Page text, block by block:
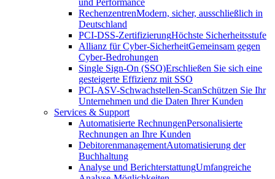
und Performance
RechenzentrenModern, sicher, ausschließlich in
Deutschland
PCI-DSS-ZertifizierungHöchste Sicherheitsstufe
Allianz für Cyber-SicherheitGemeinsam gegen
Cyber-Bedrohungen
Single Sign-On (SSO)Erschließen Sie sich eine
gesteigerte Effizienz mit SSO
PCI-ASV-Schwachstellen-ScanSchützen Sie Ihr
Unternehmen und die Daten Ihrer Kunden
Services & Support
Automatisierte RechnungenPersonalisierte
Rechnungen an Ihre Kunden
DebitorenmanagementAutomatisierung der
Buchhaltung
Analyse und BerichterstattungUmfangreiche